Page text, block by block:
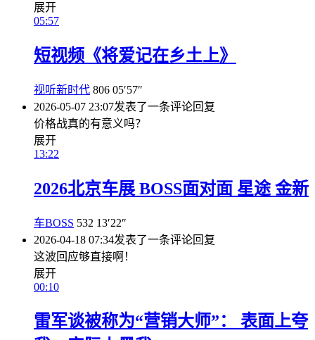
展开
05:57
短视频《将爱记在乡土上》
视听新时代 806 05′57″
2026-05-07 23:07发表了一条评论回复
价格战真的有意义吗？
展开
13:22
2026北京车展 BOSS面对面 星途 金新
车BOSS 532 13′22″
2026-04-18 07:34发表了一条评论回复
这波回应够直接啊！
展开
00:10
雷军谈被称为“营销大师”： 表面上夸